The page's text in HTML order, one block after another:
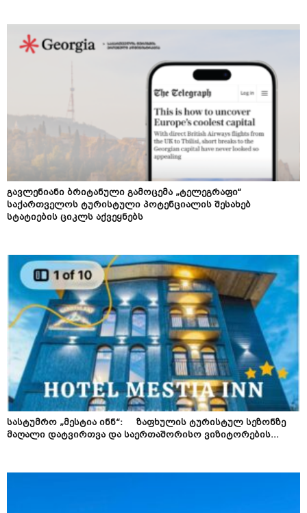
გავლენიანი ბრიტანული გამოცემა „ტელეგრაფი“
საქართველოს ტურისტული პოტენციალის შესახებ
სტატიების ციკლს აქვეყნებს
სასტუმრო „მესტია ინნ“: ზაფხულის ტურისტულ სეზონზე
მაღალი დატვირთვა და საერთაშორისო ვიზიტორების...